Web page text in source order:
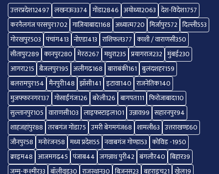
उत्तरप्रदेश12497 लखनऊ3374 गोंडा2846 अयोध्या2063 देश-विदेश1757
करनैलगंज परसपुर1702 गाज़ियाबाद1168 अध्यात्म720 मिर्जापुर572 दिल्ली553
गोरखपुर503 पंचांग413 नोएडा413 राशिफल377 काशी / वाराणसी350
सीतापुर289 कानपुर280 मेरठ267 मथुरा235 प्रयागराज232 मुंबई230
आगरा215 बैजलपुर195 अलीगढ168 बाराबंकी161 बुलंदशहर159
बलरामपुर154 मैनपुरी148 झाँसी141 इटावा140 राजनेतिक140
मुजफ्फरनगर137 गोसाईंगंज126 बरेली126 बागपत111 फिरोजाबाद110
सुल्तानपुर105 वाराणसी103 लाइफस्टाइल101 उन्नाव99 सहारनपुर94
शाहजहांपुर88 तरबगंज गोंडा75 उमरी बेगमगंज68 शामली63 उत्तराखण्ड60
जौनपुर58 मनोरंजन58 मध्य प्रदेश55 नवाबगंज गोण्डा53 कोविड -1950
क्राइम48 आजमगढ़45 पंजाब44 जगन्नाथ पुरी42 बंगलौर40 बिहार39
जम्मू-कश्मीर33 बॉलीवुड30 राजस्थान30 बिज़नस23 बहराइच21 खेल19